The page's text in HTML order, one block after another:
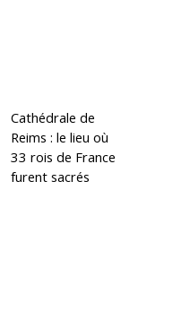
Cathédrale de
Reims : le lieu où
33 rois de France
furent sacrés